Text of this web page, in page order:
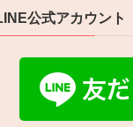
公式アカウント